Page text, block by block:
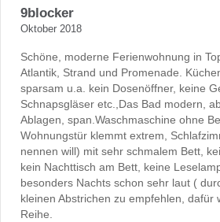
9blocker
Oktober 2018
Schöne, moderne Ferienwohnung in
Atlantik, Strand und Promenade.
sparsam u.a. kein Dosenöffner, keine
Schnapsgläser etc.,Das Bad modern,
Ablagen, span.Waschmaschine ohne
Wohnungstür klemmt extrem,
nennen will) mit sehr schmalem Bett,
kein Nachttisch am Bett, keine
besonders Nachts schon sehr laut (
kleinen Abstrichen zu empfehlen, dafür
Reihe.